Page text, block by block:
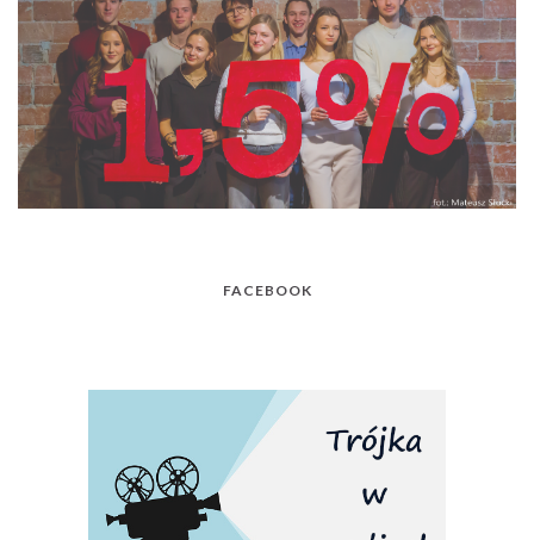
FACEBOOK